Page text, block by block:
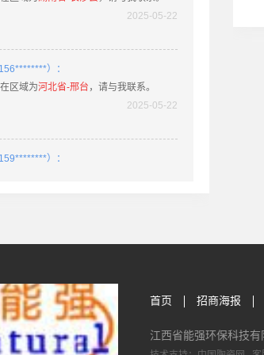
2025-05-22
）：
区域为河北省-邢台 ，请与我联系。
2025-05-22
）：
）：
）：
区域为河北省-邢台，请与我联系。
首页 招商海报
江西省能强环保科技有